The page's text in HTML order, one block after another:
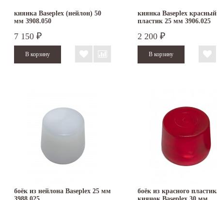
киянка Baseplex (нейлон) 50
мм 3908.050
7 150 ₽
киянка Baseplex красный
пластик 25 мм 3906.025
2 200 ₽
боёк из нейлона Baseplex 25 мм
боёк из красного